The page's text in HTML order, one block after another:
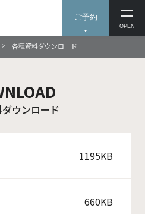
ご予約
OPEN
各種資料ダウンロード
ウンロード
1195KB
660KB